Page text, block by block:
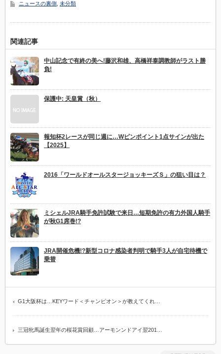
ニュースの裏側 未分類
関連記事
中山記念で有終の美へ!藤沢和雄、高橋祥泰調教師がラスト勝
負!
保護中: 天皇賞（秋）
報知杯2レースが同じ週に…Wピンポイント1点サインが出た
【2025】
2016「ワールドオールスタージョッキーズＳ」の狙い目は？
ミシェルJRA騎手免許試験で来日…短期免許の有力外国人騎手
が秋G1席巻!?
JRA開催危機!?新型コロナ感染者判明で騎手3人が自宅待機で
乗替
G1大阪杯は…KEYワード＜チャンピオン＞が教えてくれ…
三冠牝馬誕生翌年の桜花賞回顧…アーモンンドアイ翌201…